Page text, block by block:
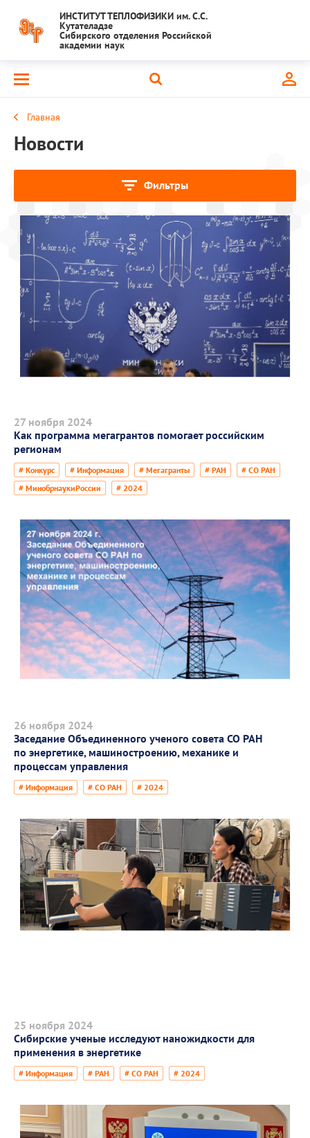
ИНСТИТУТ ТЕПЛОФИЗИКИ им. С.С.
Кутателадзе
Сибирского отделения Российской
академии наук
Главная
Новости
Фильтры
27 ноября 2024
Как программа мегагрантов помогает российским
регионам
# Конкурс # Информация # Мегагранты # РАН
# СО РАН
# МинобрнаукиРоссии
# 2024
26 ноября 2024
Заседание Объединенного ученого совета СО РАН
по энергетике, машиностроению, механике и
процессам управления
# Информация # СО РАН # 2024
25 ноября 2024
Сибирские ученые исследуют наножидкости для
применения в энергетике
# Информация # РАН # СО РАН # 2024